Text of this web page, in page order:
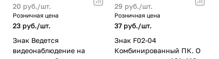
20 руб./шт.
Розничная цена
23 руб./шт.
Знак Ведется
видеонаблюдение на
29 руб./шт.
Розничная цена
37 руб./шт.
Знак F02-04
Комбинированный ПК. О